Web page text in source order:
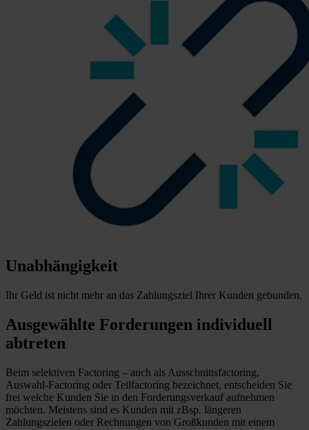
Unabhängigkeit
Ihr Geld ist nicht mehr an das Zahlungsziel Ihrer Kunden gebunden.
Ausgewählte Forderungen individuell
abtreten
Beim selektiven Factoring – auch als Ausschnittsfactoring,
Auswahl-Factoring oder Teilfactoring bezeichnet, entscheiden Sie
frei welche Kunden Sie in den Forderungsverkauf aufnehmen
möchten. Meistens sind es Kunden mit zBsp. längeren
Zahlungszielen oder Rechnungen von Großkunden mit einem